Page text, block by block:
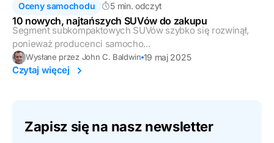
Oceny samochodu 5 min. odczyt
10 nowych, najtańszych SUVów do zakupu
Segment subkompaktowych SUVów szybko się rozwinął,
ponieważ producenci samocho...
Wysłane przez John C. Baldwin 19 maj 2025
Czytaj więcej
Zapisz się na nasz newsletter